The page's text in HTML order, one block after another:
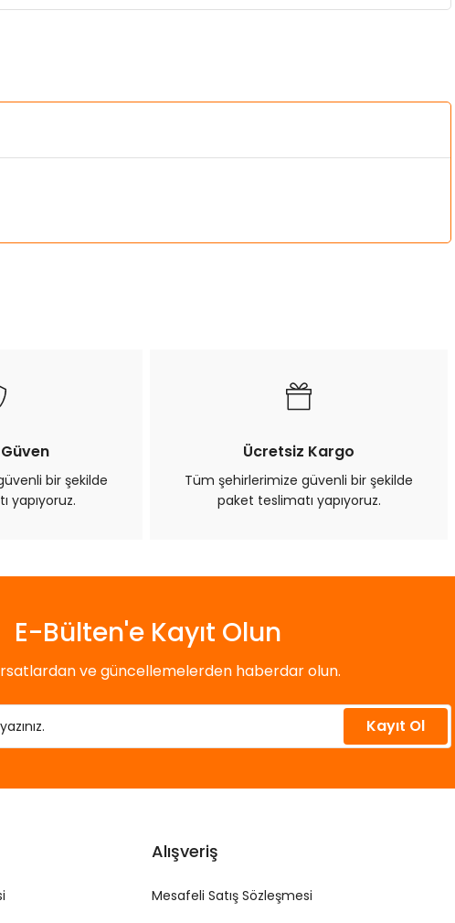
bir şekilde
yapıyoruz.
Ücretsiz Kargo
Tüm şehirlerimize güvenli bir şekilde
paket teslimatı yapıyoruz.
E-Bülten'e Kayıt Olun
ve güncellemelerden haberdar olun.
Kayıt Ol
Alışveriş
Mesafeli Satış Sözleşmesi